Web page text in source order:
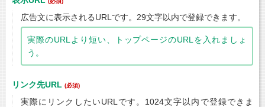
広告文に表示されるURLです。29文字以内で登録できます。
実際のURLより短い、トップページのURLを入れましょ
う。
リンク先URL (必須)
実際にリンクしたいURLです。1024文字以内で登録できま